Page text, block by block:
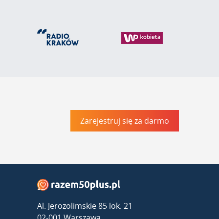
Zarejestruj się za darmo
Al. Jerozolimskie 85 lok. 21